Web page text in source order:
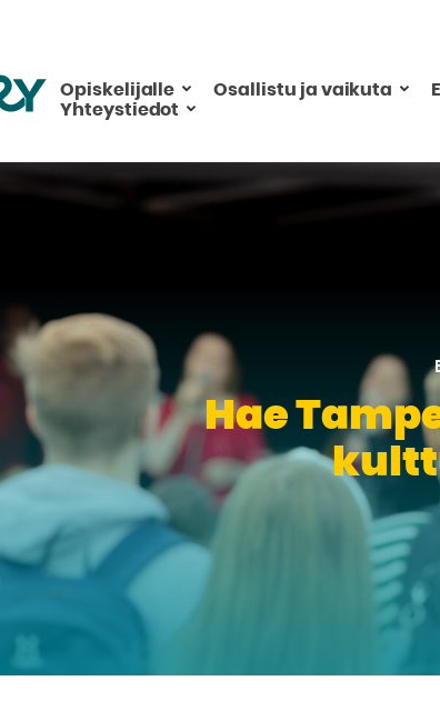
Opiskelijalle Osallistu ja vaikuta
Yhteystiedot
Hae